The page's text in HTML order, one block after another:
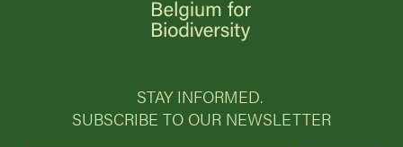
STAY INFORMED.
SUBSCRIBE TO OUR NEWSLETTER